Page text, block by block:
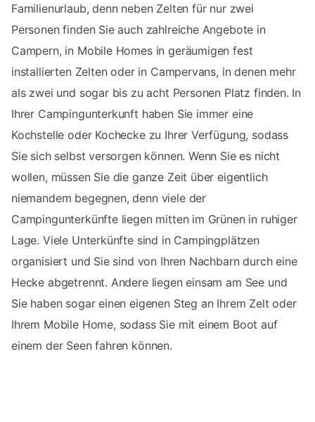
Familienurlaub, denn neben Zelten für nur zwei
Personen finden Sie auch zahlreiche Angebote in
Campern, in Mobile Homes in geräumigen fest
installierten Zelten oder in Campervans, in denen mehr
als zwei und sogar bis zu acht Personen Platz finden. In
Ihrer Campingunterkunft haben Sie immer eine
Kochstelle oder Kochecke zu Ihrer Verfügung, sodass
Sie sich selbst versorgen können. Wenn Sie es nicht
wollen, müssen Sie die ganze Zeit über eigentlich
niemandem begegnen, denn viele der
Campingunterkünfte liegen mitten im Grünen in ruhiger
Lage. Viele Unterkünfte sind in Campingplätzen
organisiert und Sie sind von Ihren Nachbarn durch eine
Hecke abgetrennt. Andere liegen einsam am See und
Sie haben sogar einen eigenen Steg an Ihrem Zelt oder
Ihrem Mobile Home, sodass Sie mit einem Boot auf
einem der Seen fahren können.